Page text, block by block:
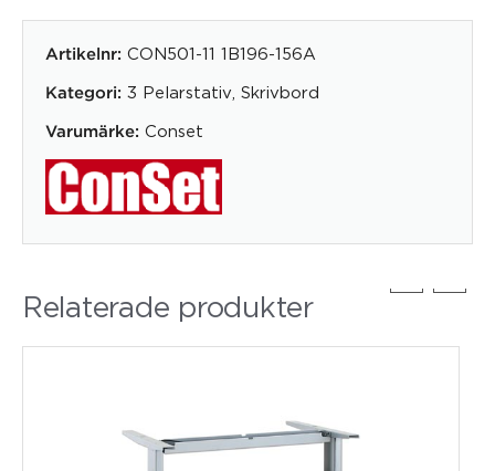
Artikelnr: CON501-11 1B196-156A
Kategori: 3 Pelarstativ Skrivbord
Varumärke: Conset
Relaterade produkter